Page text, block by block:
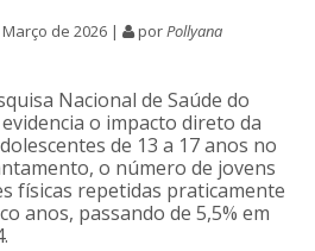
de 2026 | porPollyana
Nacional de Saúde do
evidencia o impacto direto da
de 13 a 17 anos no
o número de jovens
físicas repetidas praticamente
anos, passando de 5,5% em